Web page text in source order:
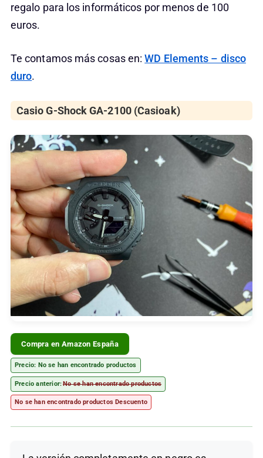
regalo para los informáticos por menos de 100
euros.
Te contamos más cosas en:WD Elements – disco
duro.
Casio G-Shock GA-2100 (Casioak)
Compra en Amazon España
Precio: No se han encontrado productos
Precio anterior:No se han encontrado productos
No se han encontrado productosDescuento